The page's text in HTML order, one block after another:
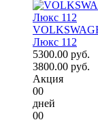
Люкс 112
5300.00 руб.
3800.00 руб.
Акция
00
дней
00